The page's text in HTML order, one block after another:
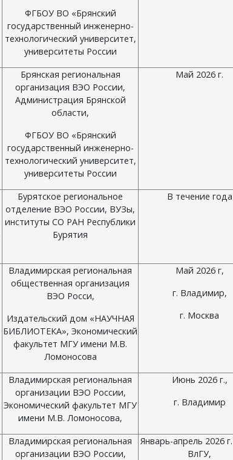
ФГБОУ ВО «Брянский
государственный инженерно-
технологический университет,
университеты России
Брянская региональная
организация ВЭО России,
Администрация Брянской
области,
ФГБОУ ВО «Брянский
государственный инженерно-
технологический университет,
университеты России
Май 2026 г.
Бурятское региональное
отделение ВЭО России, ВУЗы,
институты СО РАН Республики
Бурятия
В течение года
Владимирская региональная
общественная организация
ВЭО Росси,
Издательский дом «НАУЧНАЯ
БИБЛИОТЕКА», Экономический
факультет МГУ имени М.В.
Ломоносова
Май 2026 г,
г. Владимир,
г. Москва
Владимирская региональная
организации ВЭО России,
Экономический факультет МГУ
имени М.В. Ломоносова,
Июнь 2026 г.,
г. Владимир
Владимирская региональная
организации ВЭО России,
Январь-апрель 2026
ВлГУ,